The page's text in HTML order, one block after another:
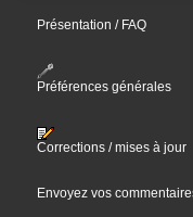
Présentation / FAQ
Préférences générales
Corrections / mises à jour
Envoyez vos